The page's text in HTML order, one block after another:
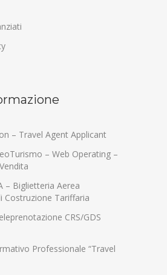
– Travel Agent Applicant
– Web Operating –
– Biglietteria Aerea
Costruzione Tariffaria
CRS/GDS
Professionale “Travel